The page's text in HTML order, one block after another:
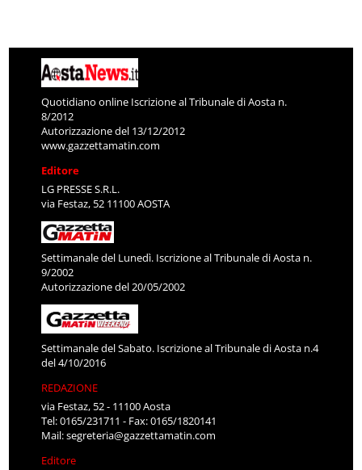
Quotidiano online Iscrizione al Tribunale di Aosta n.
8/2012
Autorizzazione del 13/12/2012
www.gazzettamatin.com
Editore
LG PRESSE S.R.L.
via Festaz, 52 11100 AOSTA
Settimanale del Lunedì. Iscrizione al Tribunale di Aosta n.
9/2002
Autorizzazione del 20/05/2002
Settimanale del Sabato. Iscrizione al Tribunale di Aosta n.4
del 4/10/2016
REDAZIONE
via Festaz, 52 - 11100 Aosta
Tel: 0165/231711 - Fax: 0165/1820141
Mail:segreteria@gazzettamatin.com
Editore